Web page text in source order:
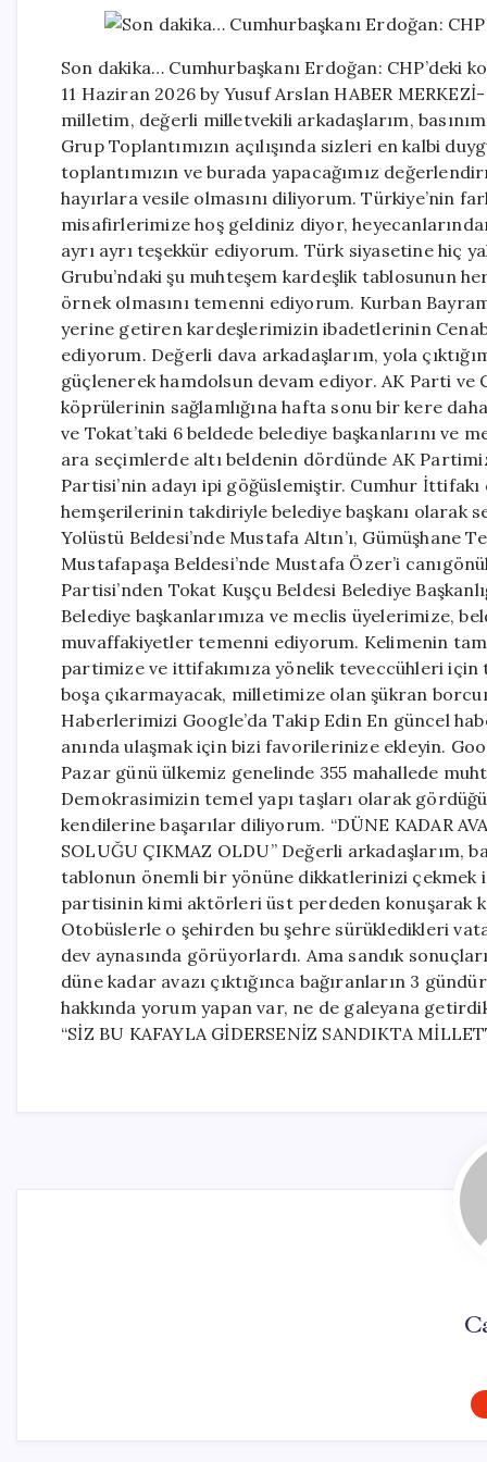
Son dakika… Cumhurbaşkanı Erdoğan: CHP’deki
11 Haziran 2026 by Yusuf Arslan HABER
milletim, değerli milletvekili arkadaşlarım,
Grup Toplantımızın açılışında sizleri en kalbi
toplantımızın ve burada yapacağımız
hayırlara vesile olmasını diliyorum. Türkiye’nin
misafirlerimize hoş geldiniz diyor,
ayrı ayrı teşekkür ediyorum. Türk siyasetine hiç
Grubu’ndaki şu muhteşem kardeşlik tablosunun
örnek olmasını temenni ediyorum. Kurban
yerine getiren kardeşlerimizin ibadetlerinin
ediyorum. Değerli dava arkadaşlarım, yola
güçlenerek hamdolsun devam ediyor. AK Parti
köprülerinin sağlamlığına hafta sonu bir kere
ve Tokat’taki 6 beldede belediye başkanlarını ve
ara seçimlerde altı beldenin dördünde AK
Partisi’nin adayı ipi göğüslemiştir. Cumhur
hemşerilerinin takdiriyle belediye başkanı olarak
Yolüstü Beldesi’nde Mustafa Altın’ı, Gümüşhane
Mustafapaşa Beldesi’nde Mustafa Özer’i
Partisi’nden Tokat Kuşçu Beldesi Belediye
Belediye başkanlarımıza ve meclis üyelerimize,
muvaffakiyetler temenni ediyorum. Kelimenin tam
partimize ve ittifakımıza yönelik teveccühleri için
boşa çıkarmayacak, milletimize olan şükran
Haberlerimizi Google’da Takip Edin En güncel
anında ulaşmak için bizi favorilerinize ekleyin.
Pazar günü ülkemiz genelinde 355 mahallede
Demokrasimizin temel yapı taşları olarak
kendilerine başarılar diliyorum. “DÜNE KADAR
SOLUĞU ÇIKMAZ OLDU” Değerli arkadaşlarım,
tablonun önemli bir yönüne dikkatlerinizi
partisinin kimi aktörleri üst perdeden konuşarak
Otobüslerle o şehirden bu şehre sürükledikleri
dev aynasında görüyorlardı. Ama sandık
düne kadar avazı çıktığınca bağıranların 3
hakkında yorum yapan var, ne de galeyana
“SİZ BU KAFAYLA GİDERSENİZ SANDIKTA